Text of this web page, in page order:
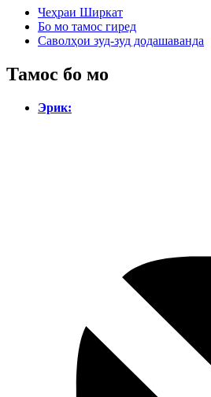
Чеҳраи Ширкат
Бо мо тамос гиред
Саволҳои зуд-зуд додашаванда
Тамос бо мо
Эрик: